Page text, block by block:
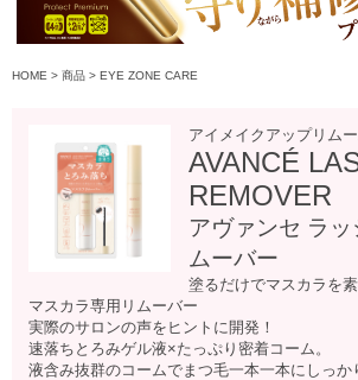
HOME > 商品 > EYE ZONE CARE
アイメイクアップリム
AVANCÉ
REMOVER
アヴァンセ ラッ
ムーバー
塗るだけでマスカラを
マスカラ専用リムーバー
実際のサロンの声をヒントに開発！
速落ちとろみゲル液×たっぷり密着コーム。
液含み抜群のコームでまつ毛一本一本にしっか